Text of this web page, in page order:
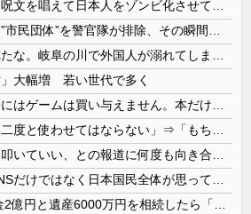
」大幅増 若い世代で多く